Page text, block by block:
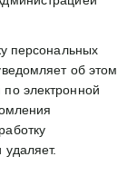
персональных
об этом
электронной